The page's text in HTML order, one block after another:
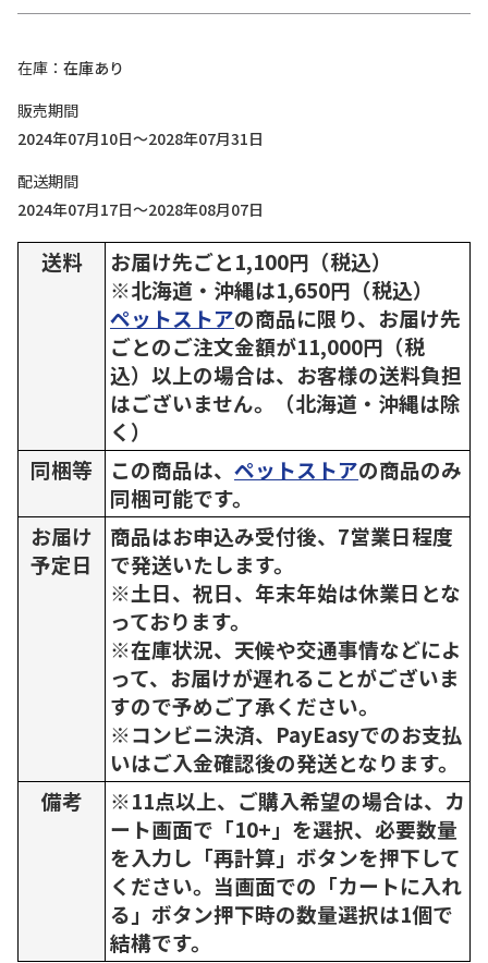
在庫
在庫あり
販売期間
2024年07月10日～2028年07月31日
配送期間
2024年07月17日～2028年08月07日
送料
お届け先ごと1,100円（税込）
※北海道・沖縄は1,650円（税込）
ペットストアの商品に限り、お届け先
ごとのご注文金額が11,000円（税
込）以上の場合は、お客様の送料負担
はございません。（北海道・沖縄は除
く）
同梱等
この商品は、 ペットストアの商品のみ
同梱可能です。
お届け
予定日
商品はお申込み受付後、7営業日程度
で発送いたします。
※土日、祝日、年末年始は休業日とな
っております。
※在庫状況、天候や交通事情などによ
って、お届けが遅れることがございま
すので予めご了承ください。
※コンビニ決済、PayEasyでのお支払
いはご入金確認後の発送となります。
備考
※11点以上、ご購入希望の場合は、カ
ート画面で「10+」を選択、必要数量
を入力し「再計算」ボタンを押下して
ください。当画面での「カートに入れ
る」ボタン押下時の数量選択は1個で
結構です。